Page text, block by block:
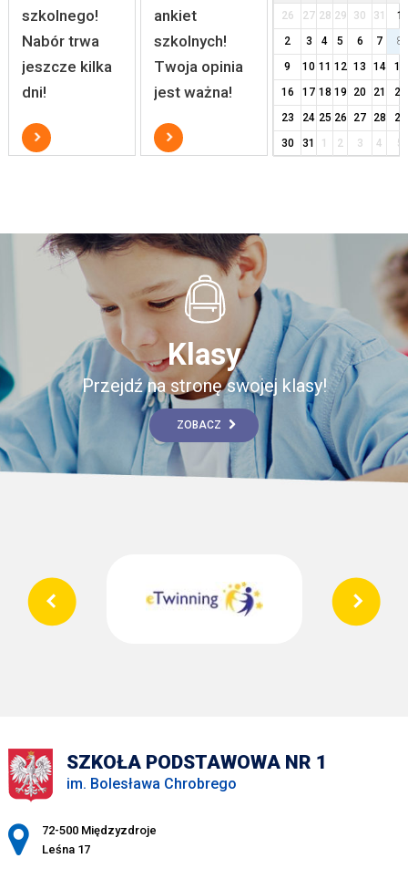
szkolnego!
Nabór trwa
jeszcze kilka
dni!
ankiet
szkolnych!
Twoja opinia
jest ważna!
26 27 28 29 30 31
1
2
3 4 5 6 7
8
9
10 11 12 13 14
15
16
17 18 19 20 21
22
23
24 25 26 27 28
29
30
31 1 2 3 4 5
Klasy
Przejdź na stronę swojej klasy!
ZOBACZ
SZKOŁA PODSTAWOWA NR 1
im. Bolesława Chrobrego
Adres pocztowy:
72-500 Międzyzdroje
Leśna 17